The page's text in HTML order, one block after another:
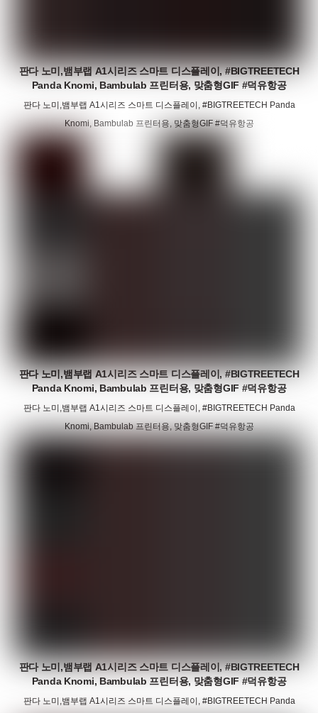
판다 노미,뱀부랩 A1시리즈 스마트 디스플레이, #BIGTREETECH
Panda Knomi, Bambulab 프린터용, 맞춤형GIF #덕유항공
판다 노미,뱀부랩 A1시리즈 스마트 디스플레이, #BIGTREETECH Panda
Knomi, Bambulab 프린터용, 맞춤형GIF #덕유항공
판다 노미,뱀부랩 A1시리즈 스마트 디스플레이, #BIGTREETECH
Panda Knomi, Bambulab 프린터용, 맞춤형GIF #덕유항공
판다 노미,뱀부랩 A1시리즈 스마트 디스플레이, #BIGTREETECH Panda
Knomi, Bambulab 프린터용, 맞춤형GIF #덕유항공
판다 노미,뱀부랩 A1시리즈 스마트 디스플레이, #BIGTREETECH
Panda Knomi, Bambulab 프린터용, 맞춤형GIF #덕유항공
판다 노미,뱀부랩 A1시리즈 스마트 디스플레이, #BIGTREETECH Panda